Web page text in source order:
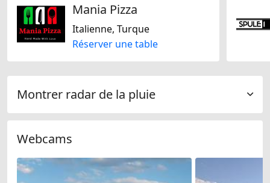
Mania Pizza
Italienne, Turque
Réserver une table
Montrer radar de la pluie
Webcams